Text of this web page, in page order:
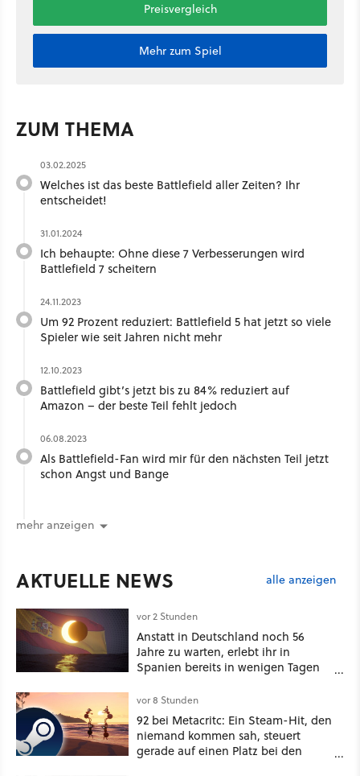
Preisvergleich
Mehr zum Spiel
ZUM THEMA
03.02.2025
Welches ist das beste Battlefield aller Zeiten? Ihr
entscheidet!
31.01.2024
Ich behaupte: Ohne diese 7 Verbesserungen wird
Battlefield 7 scheitern
24.11.2023
Um 92 Prozent reduziert: Battlefield 5 hat jetzt so viele
Spieler wie seit Jahren nicht mehr
12.10.2023
Battlefield gibt’s jetzt bis zu 84% reduziert auf
Amazon – der beste Teil fehlt jedoch
06.08.2023
Als Battlefield-Fan wird mir für den nächsten Teil jetzt
schon Angst und Bange
mehr anzeigen
AKTUELLE NEWS alle anzeigen
vor 2 Stunden
Anstatt in Deutschland noch 56
Jahre zu warten, erlebt ihr in
Spanien bereits in wenigen Tagen
vor 8 Stunden
92 bei Metacritc: Ein Steam-Hit, den
niemand kommen sah, steuert
gerade auf einen Platz bei den